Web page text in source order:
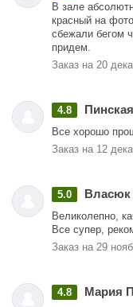
В зале
красный на
сбежали бегом
придем.
Заказ на 20
4.8
Все хорошо
Заказ на 12
5.0 Власюк
Великолепно,
Все супер,
Заказ на 29
4.8 Мария